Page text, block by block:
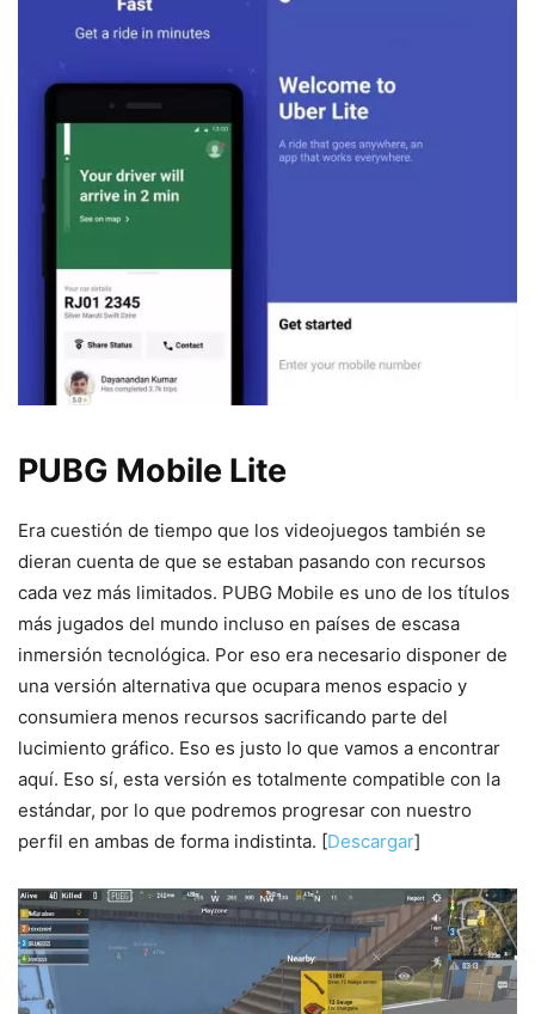
PUBG Mobile Lite
Era cuestión de tiempo que los videojuegos también se
dieran cuenta de que se estaban pasando con recursos
cada vez más limitados. PUBG Mobile es uno de los títulos
más jugados del mundo incluso en países de escasa
inmersión tecnológica. Por eso era necesario disponer de
una versión alternativa que ocupara menos espacio y
consumiera menos recursos sacrificando parte del
lucimiento gráfico. Eso es justo lo que vamos a encontrar
aquí. Eso sí, esta versión es totalmente compatible con la
estándar, por lo que podremos progresar con nuestro
perfil en ambas de forma indistinta. [Descargar]